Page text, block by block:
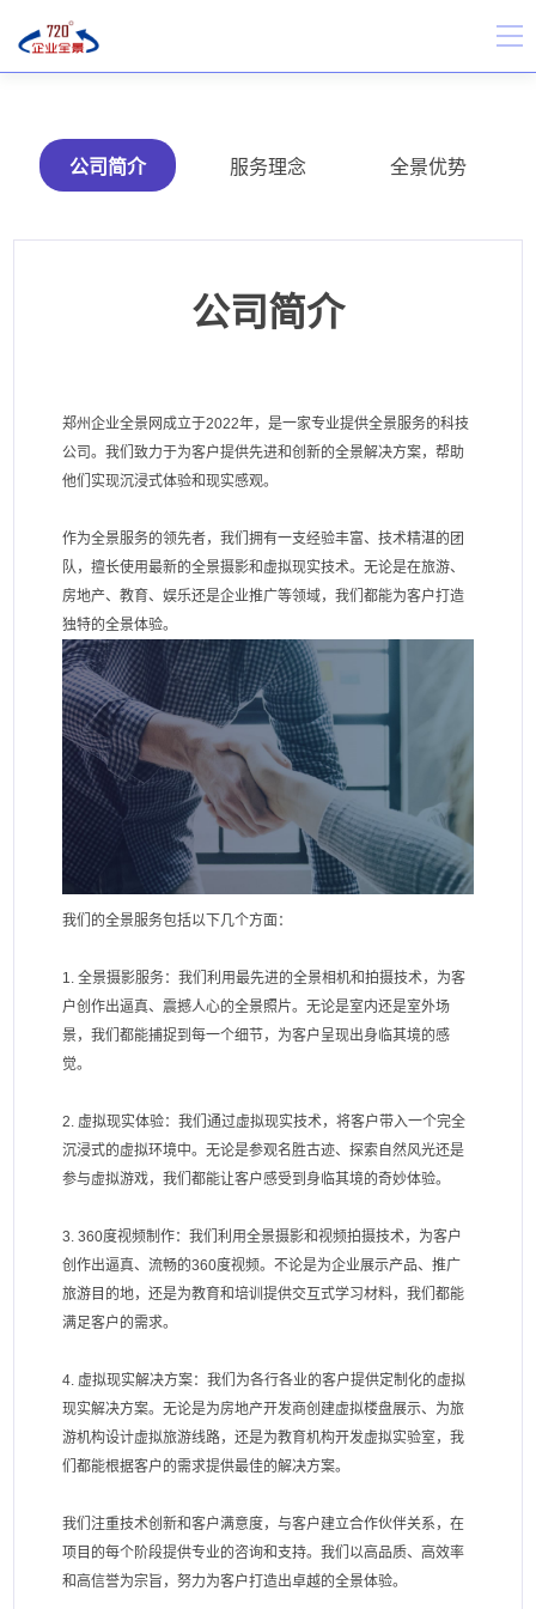
公司简介 服务理念 全景优势
公司简介
郑州企业全景网成立于2022年，是一家专业提供全景服务的科技
公司。我们致力于为客户提供先进和创新的全景解决方案，帮助
他们实现沉浸式体验和现实感观。
作为全景服务的领先者，我们拥有一支经验丰富、技术精湛的团
队，擅长使用最新的全景摄影和虚拟现实技术。无论是在旅游、
房地产、教育、娱乐还是企业推广等领域，我们都能为客户打造
独特的全景体验。
我们的全景服务包括以下几个方面：
1. 全景摄影服务：我们利用最先进的全景相机和拍摄技术，为客
户创作出逼真、震撼人心的全景照片。无论是室内还是室外场
景，我们都能捕捉到每一个细节，为客户呈现出身临其境的感
觉。
2. 虚拟现实体验：我们通过虚拟现实技术，将客户带入一个完全
沉浸式的虚拟环境中。无论是参观名胜古迹、探索自然风光还是
参与虚拟游戏，我们都能让客户感受到身临其境的奇妙体验。
3. 360度视频制作：我们利用全景摄影和视频拍摄技术，为客户
创作出逼真、流畅的360度视频。不论是为企业展示产品、推广
旅游目的地，还是为教育和培训提供交互式学习材料，我们都能
满足客户的需求。
4. 虚拟现实解决方案：我们为各行各业的客户提供定制化的虚拟
现实解决方案。无论是为房地产开发商创建虚拟楼盘展示、为旅
游机构设计虚拟旅游线路，还是为教育机构开发虚拟实验室，我
们都能根据客户的需求提供最佳的解决方案。
我们注重技术创新和客户满意度，与客户建立合作伙伴关系，在
项目的每个阶段提供专业的咨询和支持。我们以高品质、高效率
和高信誉为宗旨，努力为客户打造出卓越的全景体验。